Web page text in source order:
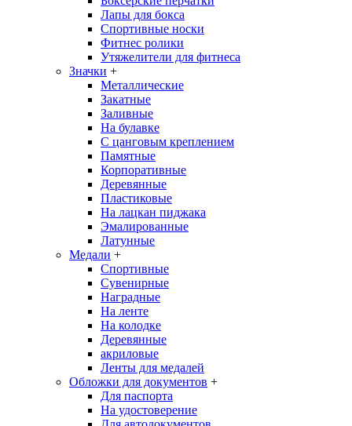
Лапы для бокса
Спортивные носки
Фитнес ролики
Утяжелители для фитнеса
Значки +
Металлические
Закатные
Заливные
На булавке
С цанговым креплением
Памятные
Корпоративные
Деревянные
Пластиковые
На лацкан пиджака
Эмалированные
Латунные
Медали +
Спортивные
Сувенирные
Наградные
На ленте
На колодке
Деревянные
акриловые
Ленты для медалей
Обложки для документов +
Для паспорта
На удостоверение